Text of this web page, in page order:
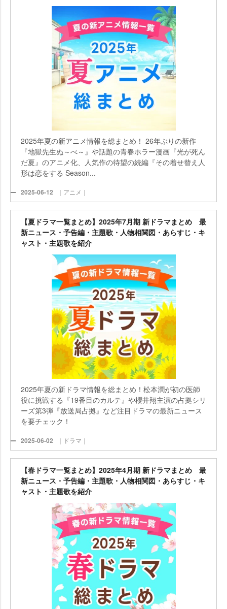
2025年夏の新アニメ情報を総まとめ！ 26年ぶりの新作
『地獄先生ぬ～べ～』や話題の青春ホラー漫画『光が死ん
だ夏』のアニメ化、人気作の待望の続編『その着せ替え人
形は恋をする Season...
2025-06-12 ｜アニメ｜
【夏ドラマ一覧まとめ】2025年7月期 新ドラマまとめ 最
新ニュース・予告編・主題歌・人物相関図・あらすじ・キ
ャスト・主題歌を紹介
2025年夏の新ドラマ情報を総まとめ！松本潤が初の医師
役に挑戦する『19番目のカルテ』や櫻井翔主演の占拠シリ
ーズ第3弾『放送局占拠』など注目ドラマの最新ニュース
を要チェック！
2025-06-02 ｜ドラマ｜
【春ドラマ一覧まとめ】2025年4月期 新ドラマまとめ 最
新ニュース・予告編・主題歌・人物相関図・あらすじ・キ
ャスト・主題歌を紹介